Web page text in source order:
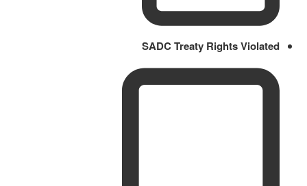
SADC Treaty Rights Violated